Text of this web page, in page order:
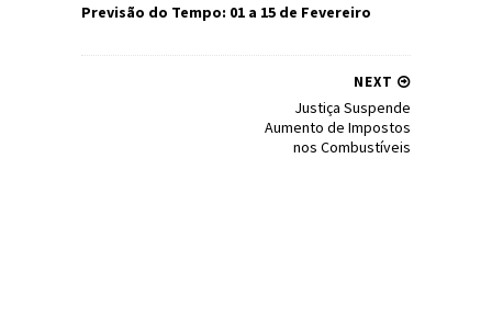
Previsão do Tempo: 01 a 15 de Fevereiro
NEXT
Justiça Suspende
Aumento de Impostos
nos Combustíveis